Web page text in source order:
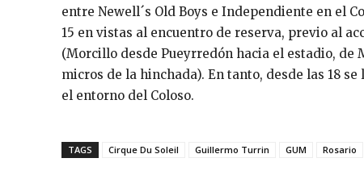
entre Newell´s Old Boys e Independiente en el
15 en vistas al encuentro de reserva, previo al
(Morcillo desde Pueyrredón hacia el estadio, de
micros de la hinchada). En tanto, desde las 18
el entorno del Coloso.
TAGS Cirque Du Soleil Guillermo Turrin GUM Rosario